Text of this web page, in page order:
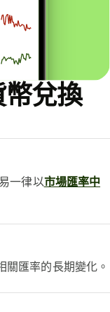
兌換
一律以市場匯率中
關匯率的長期變化。